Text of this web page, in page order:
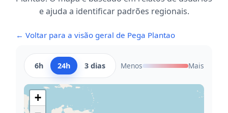
e ajuda a identificar padrões regionais.
← Voltar para a visão geral de Pega Plantao
6h 24h 3 dias Menos Mais
+